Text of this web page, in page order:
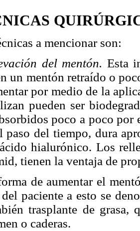
a mencionar son:
del mentón. Esta
un mentón retraído o
por medio de la
pueden ser
poco a poco por
paso del tiempo, dura
hialurónico. Los
tienen la ventaja de
de aumentar el
del paciente a esto se
trasplante de grasa,
o caderas.